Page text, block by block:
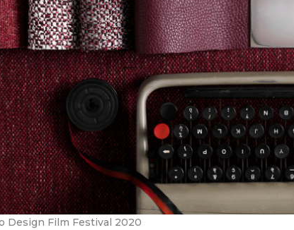
Design Film Festival 2020